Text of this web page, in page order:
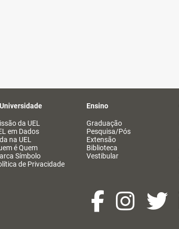
da UEL
em Dados
na UEL
é Quem
Símbolo
de Privacidade
Ensino
Graduação
Pesquisa/Pós
Extensão
Biblioteca
Vestibular